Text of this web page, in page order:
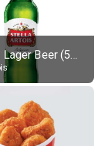
Belgium Lager Beer (5% alc.)